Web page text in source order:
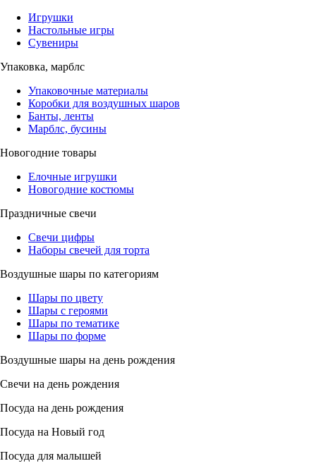
Игрушки
Настольные игры
Сувениры
Упаковка, марблс
Упаковочные материалы
Коробки для воздушных шаров
Банты, ленты
Марблс, бусины
Новогодние товары
Елочные игрушки
Новогодние костюмы
Праздничные свечи
Свечи цифры
Наборы свечей для торта
Воздушные шары по категориям
Шары по цвету
Шары с героями
Шары по тематике
Шары по форме
Воздушные шары на день рождения
Свечи на день рождения
Посуда на день рождения
Посуда на Новый год
Посуда для малышей